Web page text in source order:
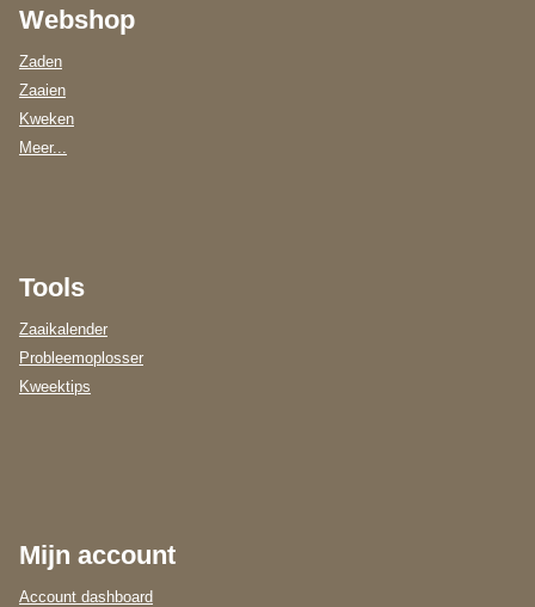
Webshop
Zaden
Zaaien
Kweken
Meer...
Tools
Zaaikalender
Probleemoplosser
Kweektips
Mijn account
Account dashboard